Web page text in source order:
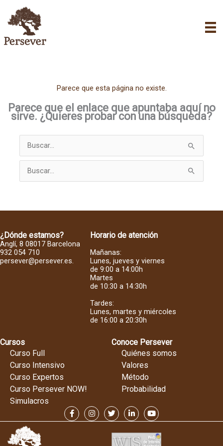
contenido
Parece que esta página no existe.
Parece que el enlace que apuntaba aquí no
sirve. ¿Quieres probar con una búsqueda?
por:
Buscar
por:
¿Dónde estamos?
Anglí, 8 08017 Barcelona
932 054 710
persever@persever.es.
Horario de atención
Mañanas:
Lunes, jueves y viernes
de 9:00 a 14:00h
Martes
de 10:30 a 14:30h
Tardes:
Lunes, martes y miércoles
de 16:00 a 20:30h
Cursos
Curso Full
Curso Intensivo
Curso Expertos
Curso Persever NOW!
Simulacros
Conoce Persever
Quiénes somos
Valores
Método
Probabilidad